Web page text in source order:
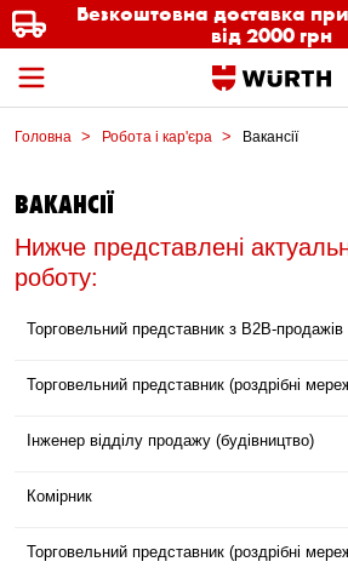
Безкоштовна доставка
від 2000 грн
Головна Робота і кар'єра Вакансії
ВАКАНСІЇ
Нижче представлені
роботу:
Торговельний представник з В2В-продажів
Торговельний представник (роздрібні
Інженер відділу продажу (будівництво)
Комірник
Торговельний представник (роздрібні